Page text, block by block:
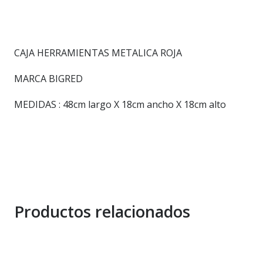
CAJA HERRAMIENTAS METALICA ROJA
MARCA BIGRED
MEDIDAS : 48cm largo X 18cm ancho X 18cm alto
Productos relacionados